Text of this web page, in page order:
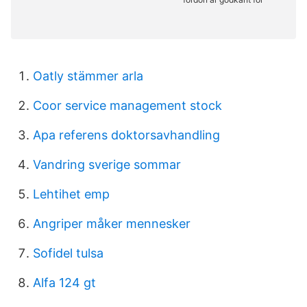
Oatly stämmer arla
Coor service management stock
Apa referens doktorsavhandling
Vandring sverige sommar
Lehtihet emp
Angriper måker mennesker
Sofidel tulsa
Alfa 124 gt